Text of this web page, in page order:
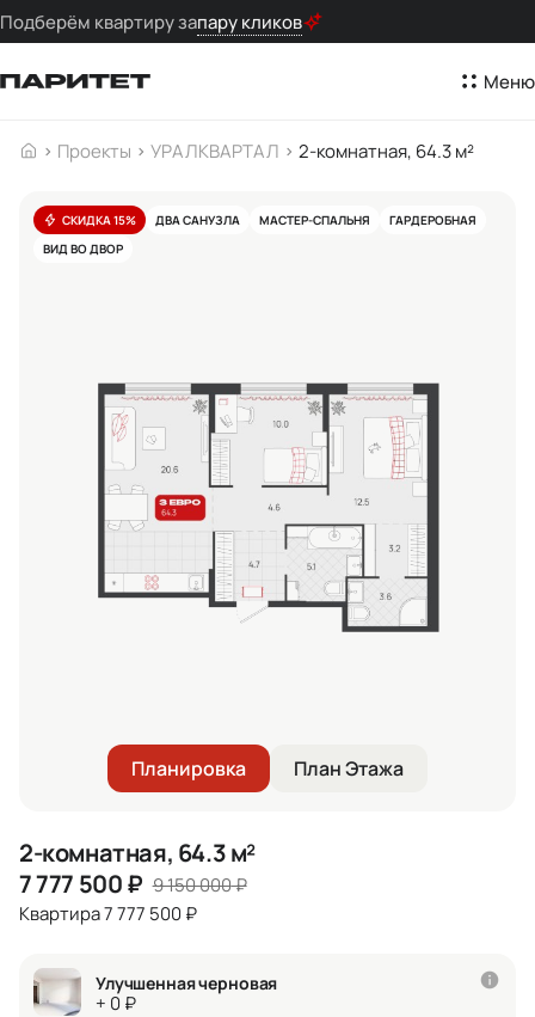
Подберём квартиру запару кликов
Меню
Проекты УРАЛКВАРТАЛ 2-комнатная, 64.3 м²
СКИДКА 15% ДВА САНУЗЛА МАСТЕР-СПАЛЬНЯ
ГАРДЕРОБНАЯ
ВИД ВО ДВОР
Планировка План Этажа
2-комнатная, 64.3 м²
7 777 500₽ 9 150 000₽
Квартира 7 777 500 ₽
Улучшенная черновая
+ 0 ₽